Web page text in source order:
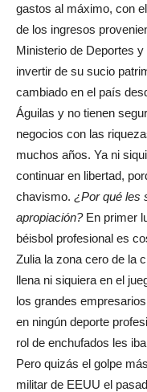
gastos al máximo, con
de los ingresos
Ministerio de Deportes
invertir de su sucio
cambiado en el país
Águilas y no tienen
negocios con las
muchos años. Ya ni
continuar en libertad,
chavismo. ¿Por qué les
apropiación?En primer
béisbol profesional es
Zulia la zona cero de la
llena ni siquiera en el
los grandes
en ningún deporte
rol de enchufados les
Pero quizás el golpe
militar de EEUU el